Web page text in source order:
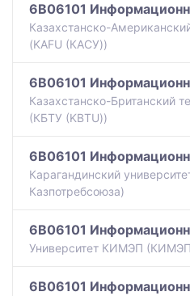
6B06101
Казахстанско-
(KAFU (КАСУ))
6B06101
Казахстанско-Британский
(КБТУ (KBTU))
6B06101
Карагандинский
Казпотребсоюза)
6B06101
Университет КИМЭП
6B06101